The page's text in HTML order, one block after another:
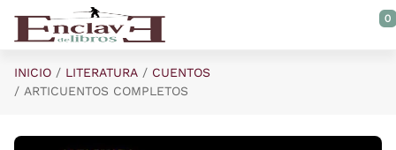
Saltar al contenido principal
0
INICIO LITERATURA
CUENTOS
ARTICUENTOS COMPLETOS